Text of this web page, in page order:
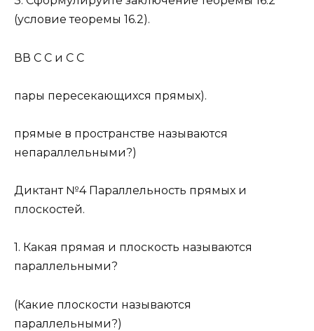
(условие теоремы 16.2).
ВВ С С и C C
пары пересекающихся прямых).
прямые в пространстве называются
непараллельными?)
Диктант №4 Параллельность прямых и
плоскостей.
1. Какая прямая и плоскость называются
параллельными?
(Какие плоскости называются
параллельными?)